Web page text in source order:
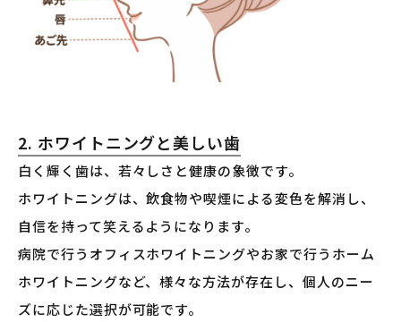
2. ホワイトニングと美しい歯
白く輝く歯は、若々しさと健康の象徴です。
ホワイトニングは、飲食物や喫煙による変色を解消し、
自信を持って笑えるようになります。
病院で行うオフィスホワイトニングやお家で行うホーム
ホワイトニングなど、様々な方法が存在し、個人のニー
ズに応じた選択が可能です。